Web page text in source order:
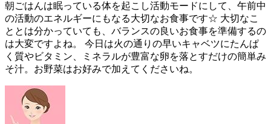
朝ごはんは眠っている体を起こし活動モードにして、午前中
の活動のエネルギーにもなる大切なお食事です☆ 大切なこ
ととは分かっていても、バランスの良いお食事を準備するの
は大変ですよね。 今日は火の通りの早いキャベツにたんぱ
く質やビタミン、ミネラルが豊富な卵を落とすだけの簡単み
そ汁。お野菜はお好みで加えてくださいね。